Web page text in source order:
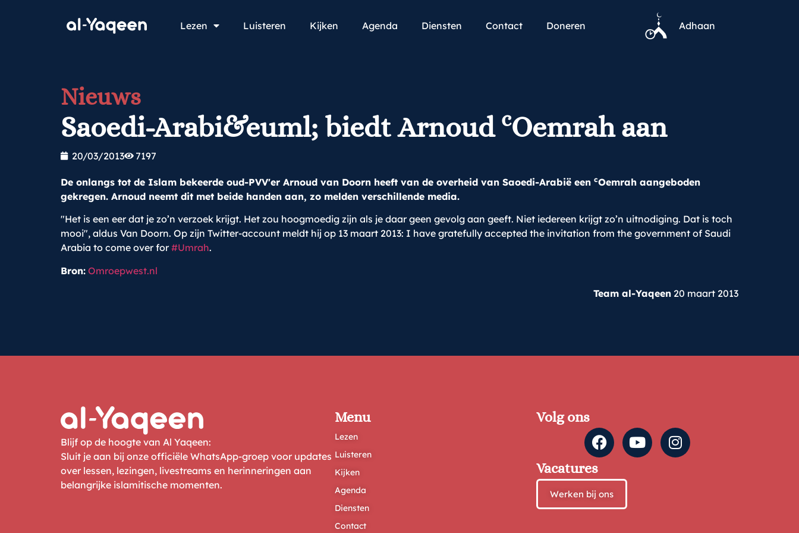
Lezen Luisteren Kijken Agenda Diensten Contact Doneren Adhaan
Nieuws
Saoedi-Arabi&euml; biedt Arnoud cOemrah aan
20/03/2013 7197
De onlangs tot de Islam bekeerde oud-PVV'er Arnoud van Doorn heeft van de overheid van Saoedi-Arabië een cOemrah aangeboden
gekregen. Arnoud neemt dit met beide handen aan, zo melden verschillende media.
"Het is een eer dat je zo’n verzoek krijgt. Het zou hoogmoedig zijn als je daar geen gevolg aan geeft. Niet iedereen krijgt zo’n uitnodiging. Dat is toch
mooi", aldus Van Doorn. Op zijn Twitter-account meldt hij op 13 maart 2013: I have gratefully accepted the invitation from the government of Saudi
Arabia to come over for#Umrah.
Bron: Omroepwest.nl
Team al-Yaqeen 20 maart 2013
Blijf op de hoogte van Al Yaqeen:
Sluit je aan bij onze officiële WhatsApp-groep voor updates
over lessen, lezingen, livestreams en herinneringen aan
belangrijke islamitische momenten.
Menu
Lezen
Luisteren
Kijken
Agenda
Diensten
Contact
Volg ons
Vacatures
Werken bij ons